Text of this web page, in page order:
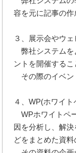
容を元に記事の作
３、展示会やウ
弊社システムを
ントを開催するこ
その際のイベン
４、WP(ホワイ
WPホワイトペ
因を分析し、解
どをまとめた資料